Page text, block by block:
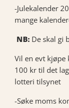
-Julekalender
mange
NB: De skal gi
Vil en evt kjøpe
100 kr til det
lotteri tilsynet
-Søke moms